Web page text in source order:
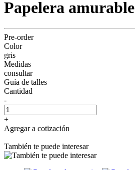
Papelera amurable
Pre-order
Color
gris
Medidas
consultar
Guía de talles
Cantidad
-
+
Agregar a cotización
También te puede interesar